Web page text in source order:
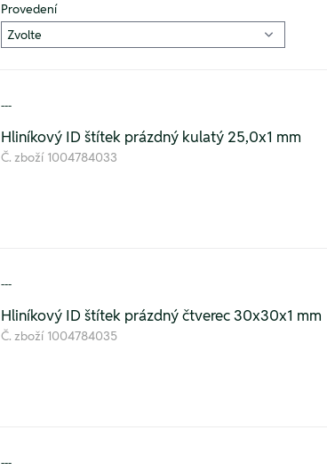
Provedení
---
Hliníkový ID štítek prázdný kulatý 25,0x1 mm
Č. zboží 1004784033
---
Hliníkový ID štítek prázdný čtverec 30x30x1 mm
Č. zboží 1004784035
---